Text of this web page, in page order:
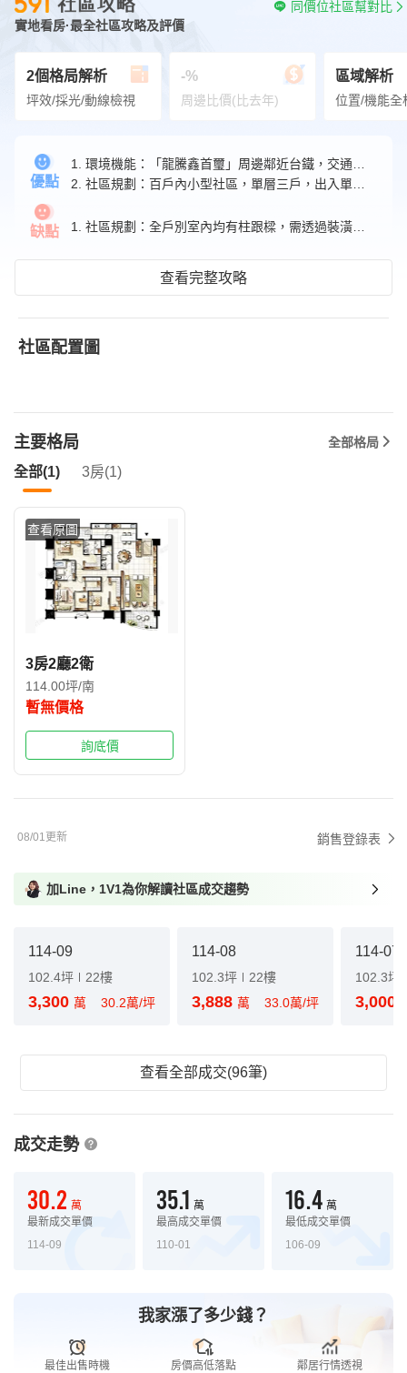
實地看房·最全社區攻略及評價
同價位社區幫對比
2個格局解析
坪效/採光/動線檢視
-%
周邊比價(比去年)
區域解析
位置/機能全
優點
缺點
查看完整攻略
社區配置圖
主要格局 全部格局
全部(1) 3房(1)
查看原圖
3房2廳2衛
114.00坪/南
暫無價格
詢底價
08/01更新 銷售登錄表
加Line，1V1為你解讀社區成交趨勢
114-09
102.4坪 22樓
3,300 萬 30.2萬/坪
114-08
102.3坪 22樓
3,888 萬 33.0萬/坪
114-07
102.3坪
3,000
查看全部成交(96筆)
成交走勢
30.2 萬
最新成交單價
114-09
35.1 萬
最高成交單價
110-01
16.4 萬
最低成交單價
106-09
我家漲了多少錢？
最佳出售時機 房價高低落點 鄰居行情透視